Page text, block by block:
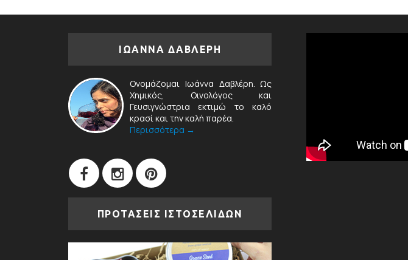
ΙΩΑΝΝΑ ΔΑΒΛΕΡΗ
Ονομάζομαι Ιωάννα Δαβλέρη. Ως
Χημικός, Οινολόγος και
Γευσιγνώστρια εκτιμώ το καλό
κρασί και την καλή παρέα.
Περισσότερα →
ΠΡΟΤΑΣΕΙΣ ΙΣΤΟΣΕΛΙΔΩΝ